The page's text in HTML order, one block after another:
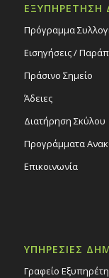
Πρόγραμμα
Εισηγήσεις /
Πράσινο Σημείο
Άδειες
Διατήρηση Σκύλου
Προγράμματα
Επικοινωνία
ΥΠΗΡΕΣΙΕΣ
Γραφείο